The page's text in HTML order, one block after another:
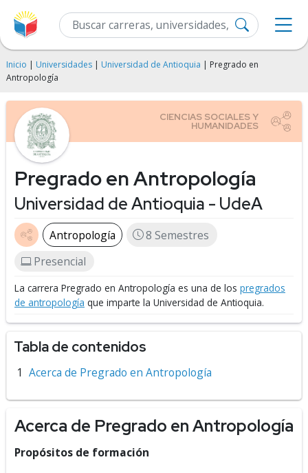
Inicio | Universidades | Universidad de Antioquia | Pregrado en
Antropología
Pregrado en Antropología
Universidad de Antioquia - UdeA
Antropología
8 Semestres
Presencial
La carrera Pregrado en Antropología es una de los pregrados
de antropología que imparte la Universidad de Antioquia.
Tabla de contenidos
Acerca de Pregrado en Antropología
Acerca de Pregrado en Antropología
Propósitos de formación